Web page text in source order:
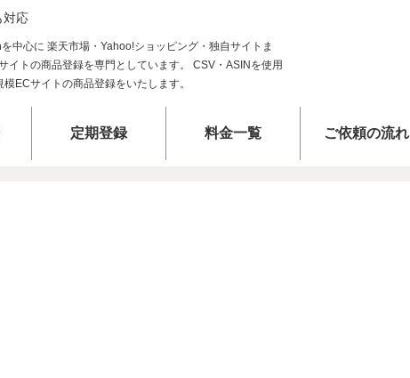
対応
定期登録 料金一覧 ご依頼の流れ